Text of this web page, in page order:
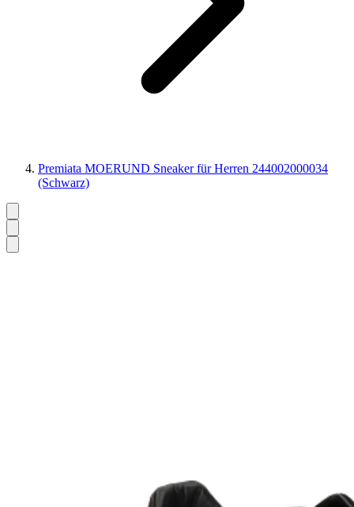
Premiata MOERUND Sneaker für Herren 244002000034
(Schwarz)